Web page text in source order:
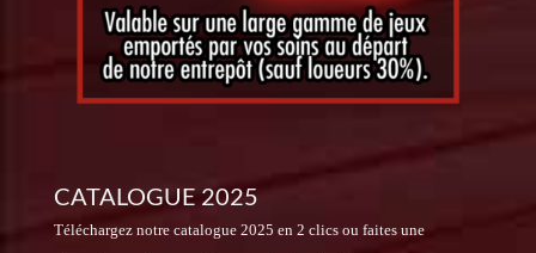
CATALOGUE 2025
Téléchargez notre catalogue 2025 en 2 clics ou faites une